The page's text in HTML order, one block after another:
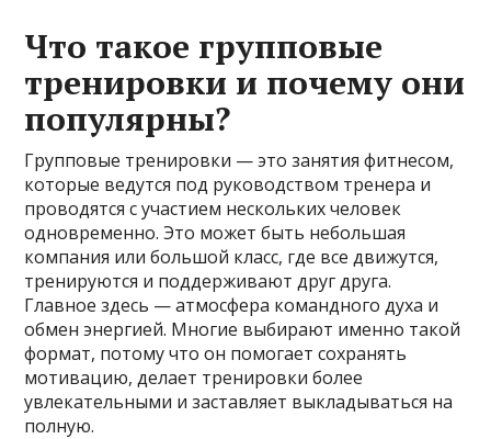
Что такое групповые
тренировки и почему они
популярны?
Групповые тренировки — это занятия фитнесом,
которые ведутся под руководством тренера и
проводятся с участием нескольких человек
одновременно. Это может быть небольшая
компания или большой класс, где все движутся,
тренируются и поддерживают друг друга.
Главное здесь — атмосфера командного духа и
обмен энергией. Многие выбирают именно такой
формат, потому что он помогает сохранять
мотивацию, делает тренировки более
увлекательными и заставляет выкладываться на
полную.